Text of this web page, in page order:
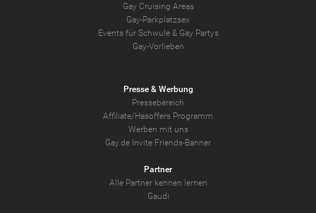
Gay Cruising Areas
Gay-Parkplatzsex
Events für Schwule & Gay Partys
Gay-Vorlieben
Presse & Werbung
Pressebereich
Affiliate/Hasoffers Programm
Werben mit uns
Gay.de Invite Friends-Banner
Partner
Alle Partner kennen lernen
Gaudi